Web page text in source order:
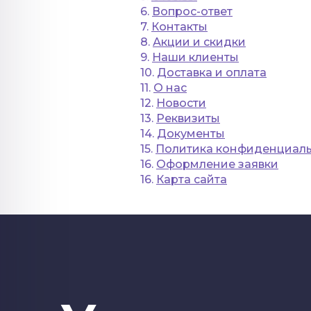
6. Вопрос-ответ
7. Контакты
8. Акции и скидки
9. Наши клиенты
10. Доставка и оплата
11. О нас
12. Новости
13. Реквизиты
14. Документы
15. Политика
16. Оформление заявки
16. Карта сайта